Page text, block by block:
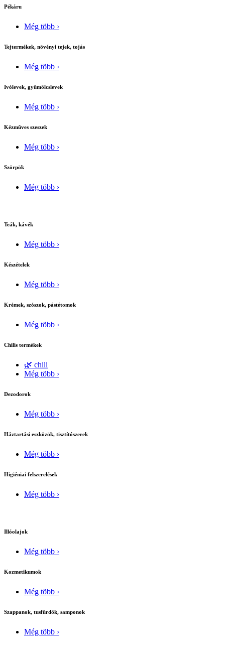
Pékáru
Még több ›
Tejtermékek, növényi tejek, tojás
Még több ›
Ivólevek, gyümölcslevek
Még több ›
Kézmûves szeszek
Még több ›
Szörpök
Még több ›
Teák, kávék
Még több ›
Készételek
Még több ›
Krémek, szószok, pástétomok
Még több ›
Chilis termékek
🌿 chili
Még több ›
Dezodorok
Még több ›
Háztartási eszközök, tisztítószerek
Még több ›
Higiéniai felszerelések
Még több ›
Illóolajok
Még több ›
Kozmetikumok
Még több ›
Szappanok, tusfürdők, samponok
Még több ›